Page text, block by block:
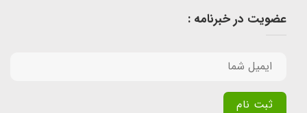
عضویت در خبرنامه :